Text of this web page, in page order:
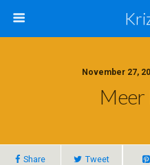
November 27,
Meer
Share Tweet